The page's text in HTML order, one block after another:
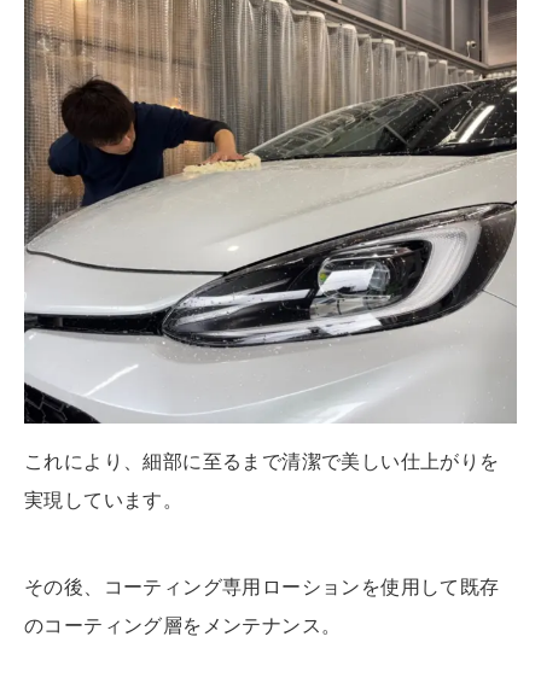
これにより、細部に至るまで清潔で美しい仕上がりを
実現しています。
その後、コーティング専用ローションを使用して既存
のコーティング層をメンテナンス。